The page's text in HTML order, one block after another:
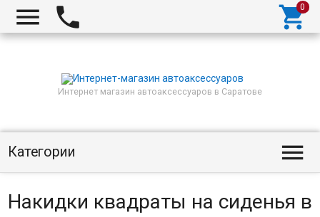
  
Интернет магазин автоаксессуаров в Саратове
Категории 
Накидки квадраты на сиденья в